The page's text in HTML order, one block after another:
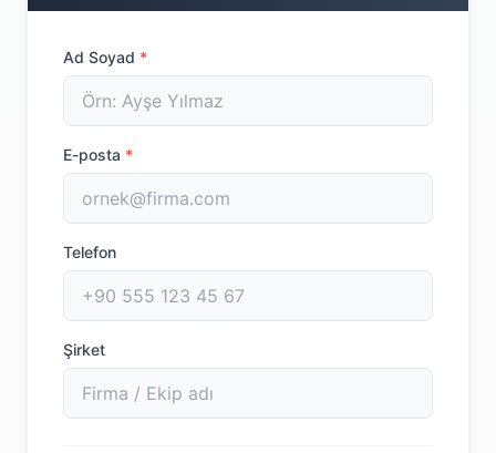
Ad Soyad *
E-posta *
Telefon
Şirket